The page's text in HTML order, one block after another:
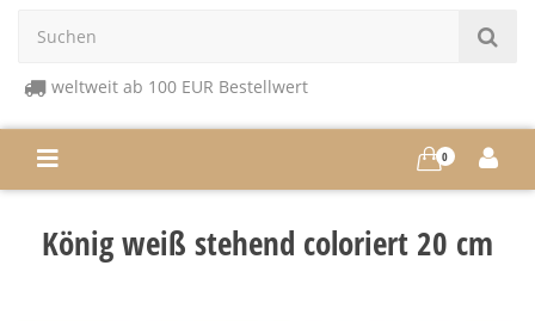
weltweit ab 100 EUR Bestellwert
0
König weiß stehend coloriert 20 cm